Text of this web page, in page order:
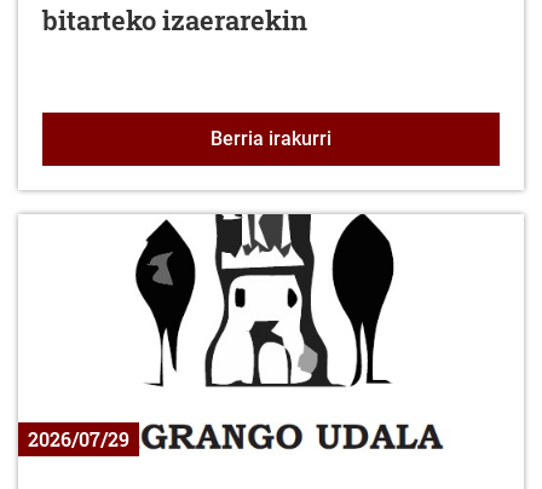
bitarteko izaerarekin
Berria irakurri
2026/07/29